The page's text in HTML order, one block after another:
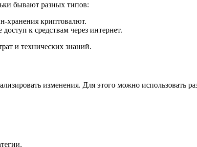
бывают разных типов:
хранения криптовалют.
к средствам через интернет.
и технических знаний.
изменения. Для этого можно использовать